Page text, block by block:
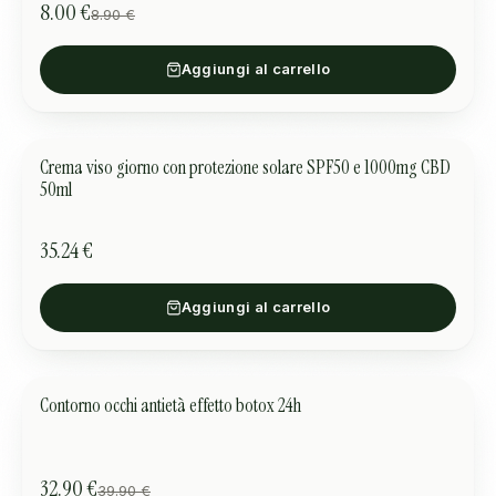
8.00 €8.90 €
Aggiungi al carrello
CURA DELLA PELLE
Crema viso giorno con protezione solare SPF50 e 1000mg CBD
50ml
35.24 €
Aggiungi al carrello
CURA DELLA PELLE
Contorno occhi antietà effetto botox 24h
32.90 €39.90 €